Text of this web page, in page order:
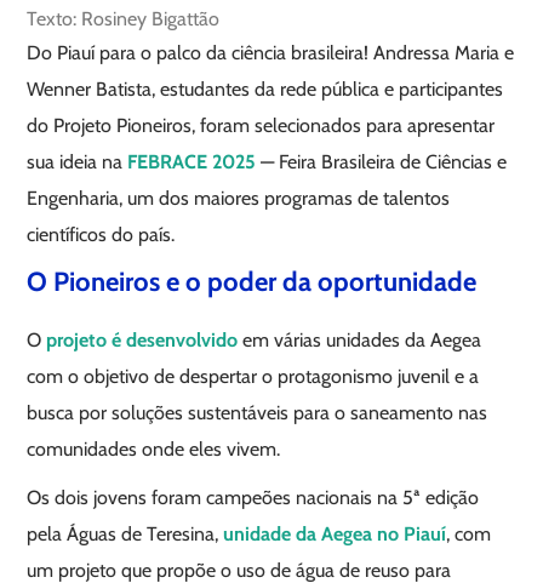
Texto: Rosiney Bigattão
Do Piauí para o palco da ciência brasileira! Andressa Maria e
Wenner Batista, estudantes da rede pública e participantes
do Projeto Pioneiros, foram selecionados para apresentar
sua ideia na FEBRACE 2025 — Feira Brasileira de Ciências e
Engenharia, um dos maiores programas de talentos
científicos do país.
O Pioneiros e o poder da oportunidade
O projeto é desenvolvido em várias unidades da Aegea
com o objetivo de despertar o protagonismo juvenil e a
busca por soluções sustentáveis para o saneamento nas
comunidades onde eles vivem.
Os dois jovens foram campeões nacionais na 5ª edição
pela Águas de Teresina,unidade da Aegea no Piauí, com
um projeto que propõe o uso de água de reuso para